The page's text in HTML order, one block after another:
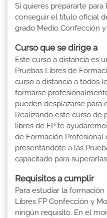
Si quieres prepararte para
conseguir el título oficial
grado Medio Confección y
Curso que se dirige a
Este curso a distancia es
Pruebas Libres de
curso a distancia a todos
formarse
pueden desplazarse para
Realizando este curso de
libres de FP te
de Formación Profesional
presentándote a las
capacitado para
Requisitos a cumplir
Para estudiar la
Libres FP Confección y
ningún requisito. En el